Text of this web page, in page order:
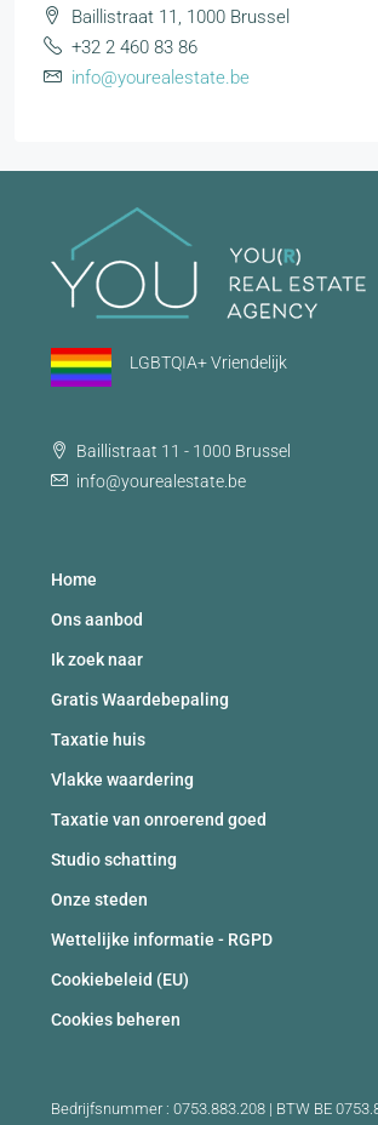
Baillistraat 11, 1000 Brussel
+32 2 460 83 86
info@yourealestate.be
LGBTQIA+ Vriendelijk
Baillistraat 11 - 1000 Brussel
info@yourealestate.be
Home
Ons aanbod
Ik zoek naar
Gratis Waardebepaling
Taxatie huis
Vlakke waardering
Taxatie van onroerend goed
Studio schatting
Onze steden
Wettelijke informatie - RGPD
Cookiebeleid (EU)
Cookies beheren
Bedrijfsnummer : 0753.883.208 | BTW BE